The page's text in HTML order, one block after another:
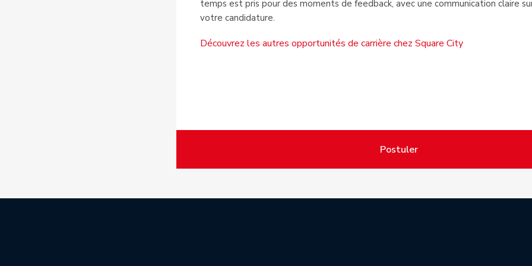
temps est pris pour des moments de feedback, avec une communication claire
votre candidature.
Découvrez les autres opportunités de carrière chez Square City
Postuler